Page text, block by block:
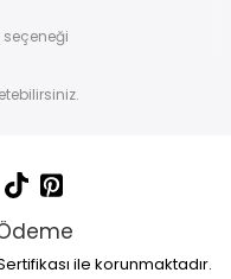
ile korunmaktadır.